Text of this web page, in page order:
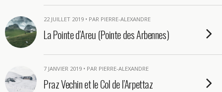
22 JUILLET 2019 • PAR PIERRE-ALEXANDRE
La Pointe d’Areu (Pointe des Arbennes)
7 JANVIER 2019 • PAR PIERRE-ALEXANDRE
Praz Vechin et le Col de l’Arpettaz